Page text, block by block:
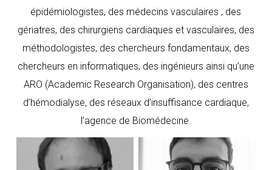
épidémiologistes, des médecins vasculaires , des
gériatres, des chirurgiens cardiaques et vasculaires, des
méthodologistes, des chercheurs fondamentaux, des
chercheurs en informatiques, des ingénieurs ainsi qu’une
ARO (Academic Research Organisation), des centres
d’hémodialyse, des réseaux d’insuffisance cardiaque,
l’agence de Biomédecine.